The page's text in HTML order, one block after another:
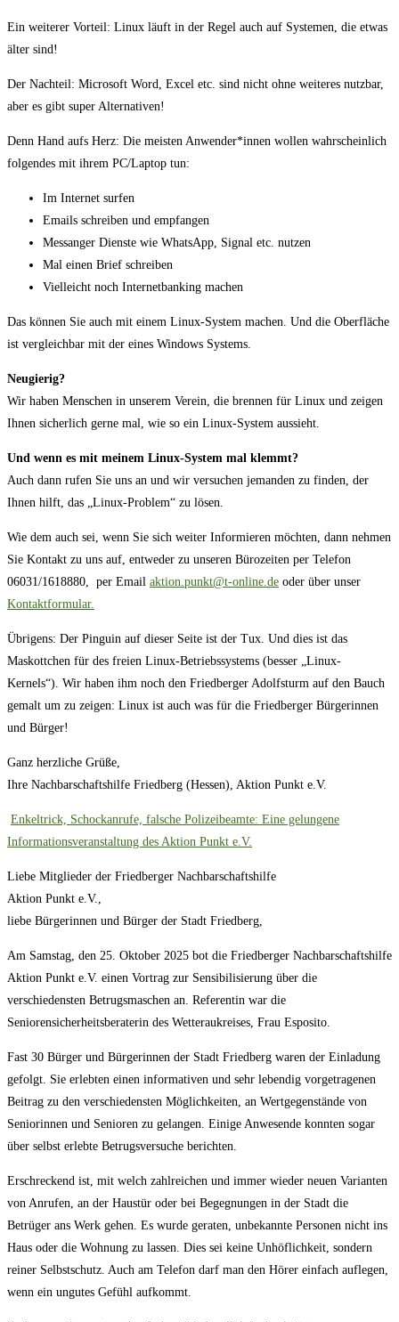
Ein weiterer Vorteil: Linux läuft in der Regel auch auf Systemen, die etwas
älter sind!
Der Nachteil: Microsoft Word, Excel etc. sind nicht ohne weiteres nutzbar,
aber es gibt super Alternativen!
Denn Hand aufs Herz: Die meisten Anwender*innen wollen wahrscheinlich
folgendes mit ihrem PC/Laptop tun:
Im Internet surfen
Emails schreiben und empfangen
Messanger Dienste wie WhatsApp, Signal etc. nutzen
Mal einen Brief schreiben
Vielleicht noch Internetbanking machen
Das können Sie auch mit einem Linux-System machen. Und die Oberfläche
ist vergleichbar mit der eines Windows Systems.
Neugierig?
Wir haben Menschen in unserem Verein, die brennen für Linux und zeigen
Ihnen sicherlich gerne mal, wie so ein Linux-System aussieht.
Und wenn es mit meinem Linux-System mal klemmt?
Auch dann rufen Sie uns an und wir versuchen jemanden zu finden, der
Ihnen hilft, das „Linux-Problem“ zu lösen.
Wie dem auch sei, wenn Sie sich weiter Informieren möchten, dann nehmen
Sie Kontakt zu uns auf, entweder zu unseren Bürozeiten per Telefon
06031/1618880, per Email aktion.punkt@t-online.de oder über unser
Kontaktformular.
Übrigens: Der Pinguin auf dieser Seite ist der Tux. Und dies ist das
Maskottchen für des freien Linux-Betriebssystems (besser „Linux-
Kernels“). Wir haben ihm noch den Friedberger Adolfsturm auf den Bauch
gemalt um zu zeigen: Linux ist auch was für die Friedberger Bürgerinnen
und Bürger!
Ganz herzliche Grüße,
Ihre Nachbarschaftshilfe Friedberg (Hessen), Aktion Punkt e.V.
Enkeltrick, Schockanrufe, falsche Polizeibeamte: Eine gelungene
Informationsveranstaltung des Aktion Punkt e.V.
Liebe Mitglieder der Friedberger Nachbarschaftshilfe
Aktion Punkt e.V.,
liebe Bürgerinnen und Bürger der Stadt Friedberg,
Am Samstag, den 25. Oktober 2025 bot die Friedberger Nachbarschaftshilfe
Aktion Punkt e.V. einen Vortrag zur Sensibilisierung über die
verschiedensten Betrugsmaschen an. Referentin war die
Seniorensicherheitsberaterin des Wetteraukreises, Frau Esposito.
Fast 30 Bürger und Bürgerinnen der Stadt Friedberg waren der Einladung
gefolgt. Sie erlebten einen informativen und sehr lebendig vorgetragenen
Beitrag zu den verschiedensten Möglichkeiten, an Wertgegenstände von
Seniorinnen und Senioren zu gelangen. Einige Anwesende konnten sogar
über selbst erlebte Betrugsversuche berichten.
Erschreckend ist, mit welch zahlreichen und immer wieder neuen Varianten
von Anrufen, an der Haustür oder bei Begegnungen in der Stadt die
Betrüger ans Werk gehen. Es wurde geraten, unbekannte Personen nicht ins
Haus oder die Wohnung zu lassen. Dies sei keine Unhöflichkeit, sondern
reiner Selbstschutz. Auch am Telefon darf man den Hörer einfach auflegen,
wenn ein ungutes Gefühl aufkommt.